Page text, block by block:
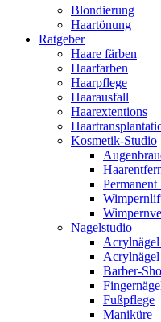
Blondierung
Haartönung
Ratgeber
Haare färben
Haarfarben
Haarpflege
Haarausfall
Haarextentions
Kosmetik-Studio
Nagelstudio
Acrylnägel
Acrylnägel
Barber-
Fußpflege
Maniküre